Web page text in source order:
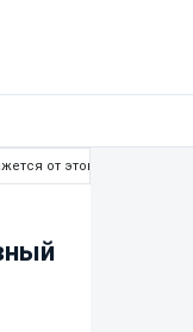
от этого боя